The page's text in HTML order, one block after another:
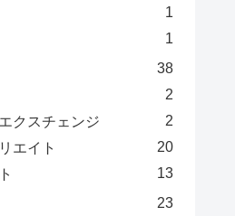
1
1
38
2
クスチェンジ
2
エイト
20
13
23